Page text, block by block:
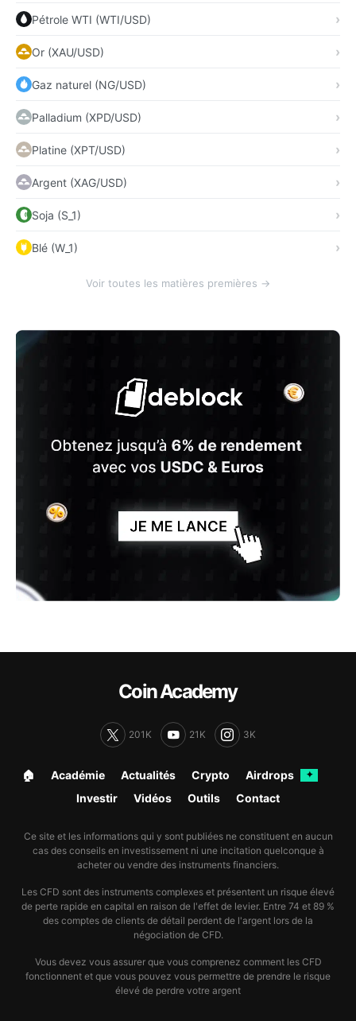
Pétrole WTI (WTI/USD)
Or (XAU/USD)
Gaz naturel (NG/USD)
Palladium (XPD/USD)
Platine (XPT/USD)
Argent (XAG/USD)
Soja (S_1)
Blé (W_1)
Voir toutes les matières premières →
Coin Academy
201K 21K 3K
🏠︎ Académie Actualités Crypto Airdrops ✦
Investir Vidéos Outils Contact
Ce site et les informations qui y sont publiées ne constituent en aucun
cas des conseils en investissement ni une incitation quelconque à
acheter ou vendre des instruments financiers.
Les CFD sont des instruments complexes et présentent un risque élevé
de perte rapide en capital en raison de l'effet de levier. Entre 74 et 89 %
des comptes de clients de détail perdent de l'argent lors de la
négociation de CFD.
Vous devez vous assurer que vous comprenez comment les CFD
fonctionnent et que vous pouvez vous permettre de prendre le risque
élevé de perdre votre argent